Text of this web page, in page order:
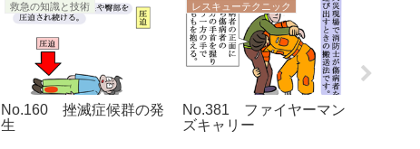
救急の知識と技術
No.160 挫滅症候群の発
生
レスキューテクニック
No.381 ファイヤーマン
ズキャリー